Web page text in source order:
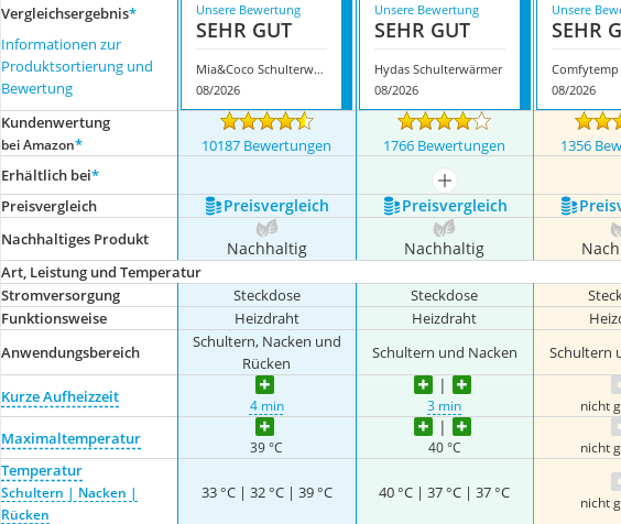
Vergleichsergebnis*
Informationen zur
Produktsortierung und
Bewertung
Unsere Bewertung
SEHR GUT
Mia&Coco Schulterwärmer HP-018
08/2026
Unsere Bewertung
SEHR GUT
Hydas Schulterwärmer
08/2026
Unsere
SEHR
Comfytemp
08/2026
Kundenwertung
bei Amazon* 10187 Bewertungen 1766 Bewertungen 1356
Erhältlich bei*
mehr anzeigen
Preis­vergleich
Preis­vergleich Preis­vergleich
Nachhaltiges Produkt Nachhaltig Nachhaltig
Art, Leistung und Temperatur
Stromversorgung
Steckdose Steckdose
Funktionsweise
Heizdraht Heizdraht
Anwendungsbereich
Schultern, Nacken und
Rücken
Schultern und Nacken Schultern
Kurze Aufheizzeit 4 min 3 min nicht
Maximaltemperatur 39 °C 40 °C nicht
Temperatur
Schultern | Nacken |
Rücken
33 °C | 32 °C | 39 °C 40 °C | 37 °C | 37 °C nicht